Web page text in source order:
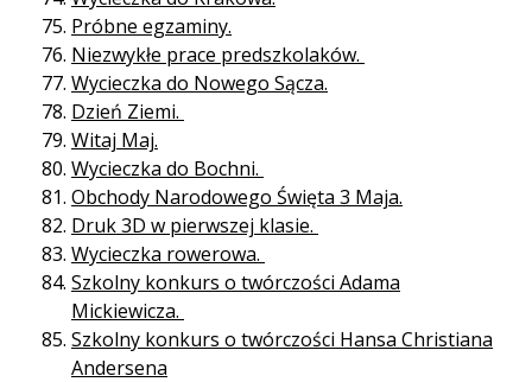
Próbne egzaminy.
Niezwykłe prace predszkolaków.
Wycieczka do Nowego Sącza.
Dzień Ziemi.
Witaj Maj.
Wycieczka do Bochni.
Obchody Narodowego Święta 3 Maja.
Druk 3D w pierwszej klasie.
Wycieczka rowerowa.
Szkolny konkurs o twórczości Adama
Mickiewicza.
Szkolny konkurs o twórczości Hansa Christiana
Andersena